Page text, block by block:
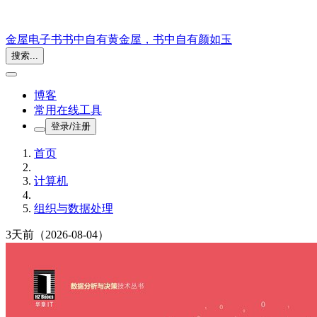
金屋电子书书中自有黄金屋，书中自有颜如玉
搜索...
博客
常用在线工具
登录/注册
首页
计算机
组织与数据处理
3天前 （2026-08-04）